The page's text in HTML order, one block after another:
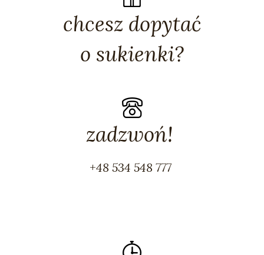
chcesz dopytać
o sukienki?
zadzwoń!
+48 534 548 777